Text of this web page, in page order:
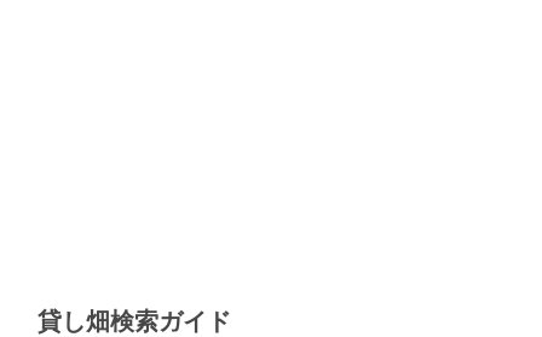
貸し畑検索ガイド